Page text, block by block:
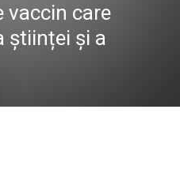
vaccin care
științei și a